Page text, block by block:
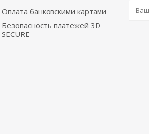
Оплата банковскими картами
Безопасность платежей 3D
SECURE